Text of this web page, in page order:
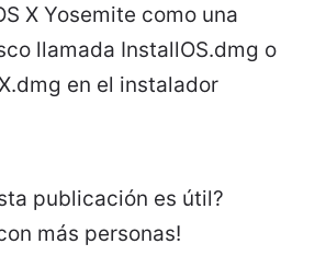
X Yosemite como una
llamada InstallOS.dmg o
en el instalador
publicación es útil?
más personas!